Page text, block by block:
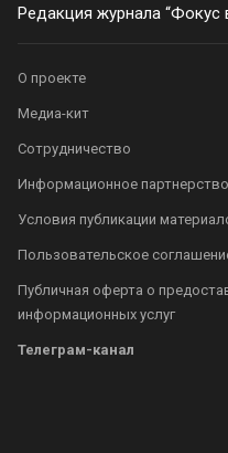
Редакция журнала “Фокус
О проекте
Медиа-кит
Сотрудничество
Информационное партнерство
Условия публикации
Пользовательское
Публичная оферта о
информационных услуг
Телеграм-канал